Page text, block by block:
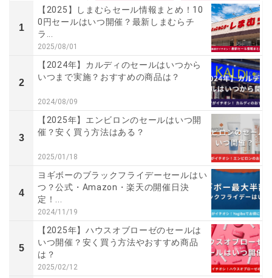
1
【2025】しまむらセール情報まとめ！10
0円セールはいつ開催？最新しまむらチ
ラ...
2025/08/01
2
【2024年】カルディのセールはいつから
いつまで実施？おすすめの商品は？
2024/08/09
3
【2025年】エンビロンのセールはいつ開
催？安く買う方法はある？
2025/01/18
4
ヨギボーのブラックフライデーセールはい
つ？公式・Amazon・楽天の開催日決
定！...
2024/11/19
5
【2025年】ハウスオブローゼのセールは
いつ開催？安く買う方法やおすすめ商品
は？
2025/02/12